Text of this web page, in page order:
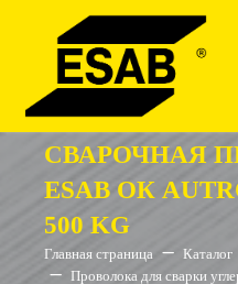
СВАРОЧНАЯ
ESAB ОК
500 KG
Главная страница Каталог
Проволока для сварки